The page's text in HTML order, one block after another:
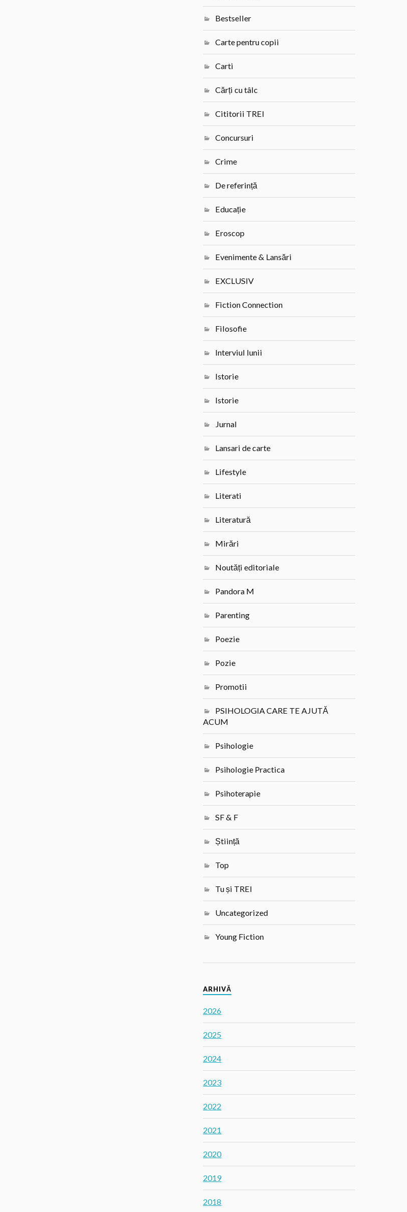
Bestseller
Carte pentru copii
Carti
Cărți cu tâlc
Cititorii TREI
Concursuri
Crime
De referință
Educație
Eroscop
Evenimente & Lansări
EXCLUSIV
Fiction Connection
Filosofie
Interviul lunii
Istorie
Istorie
Jurnal
Lansari de carte
Lifestyle
Literati
Literatură
Mirări
Noutăți editoriale
Pandora M
Parenting
Poezie
Pozie
Promotii
PSIHOLOGIA CARE TE AJUTĂ
ACUM
Psihologie
Psihologie Practica
Psihoterapie
SF & F
Știință
Top
Tu și TREI
Uncategorized
Young Fiction
ARHIVĂ
2026
2025
2024
2023
2022
2021
2020
2019
2018